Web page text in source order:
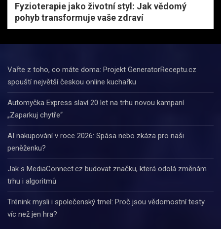
Fyzioterapie jako životní styl: Jak vědomý
pohyb transformuje vaše zdraví
Vařte z toho, co máte doma: Projekt GeneratorReceptu.cz
spouští největší českou online kuchařku
Automyčka Express slaví 20 let na trhu novou kampaní
„Zaparkuj chytře“
AI nakupování v roce 2026: Spása nebo zkáza pro naši
peněženku?
Jak s MediaConnect.cz budovat značku, která odolá změnám
trhu i algoritmů
Trénink mysli i společenský tmel: Proč jsou vědomostní testy
víc než jen hra?